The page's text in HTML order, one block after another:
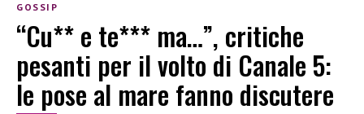
GOSSIP
“Cu** e te*** ma…”, critiche
pesanti per il volto di Canale 5:
le pose al mare fanno discutere